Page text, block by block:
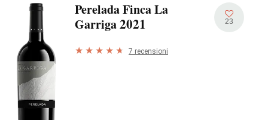
Perelada Finca La
Garriga2021 23
7 recensioni